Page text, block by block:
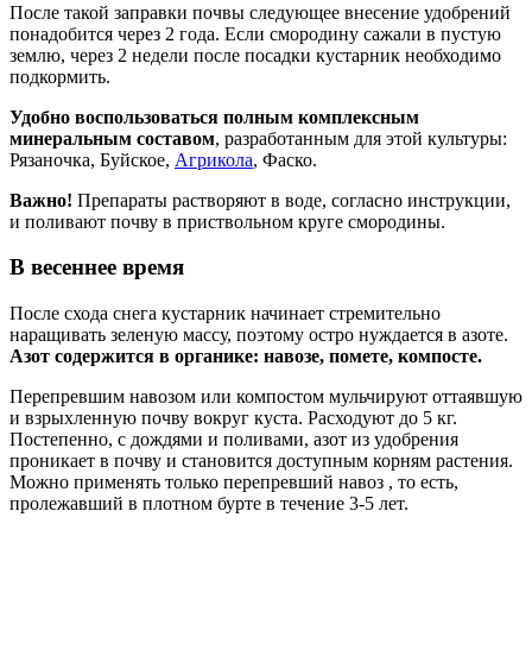
После такой заправки почвы следующее внесение удобрений
понадобится через 2 года. Если смородину сажали в пустую
землю, через 2 недели после посадки кустарник необходимо
подкормить.
Удобно воспользоваться полным комплексным
минеральным составом, разработанным для этой культуры:
Рязаночка, Буйское, Агрикола, Фаско.
Важно! Препараты растворяют в воде, согласно инструкции,
и поливают почву в приствольном круге смородины.
В весеннее время
После схода снега кустарник начинает стремительно
наращивать зеленую массу, поэтому остро нуждается в азоте.
Азот содержится в органике: навозе, помете, компосте.
Перепревшим навозом или компостом мульчируют оттаявшую
и взрыхленную почву вокруг куста. Расходуют до 5 кг.
Постепенно, с дождями и поливами, азот из удобрения
проникает в почву и становится доступным корням растения.
Можно применять только перепревший навоз , то есть,
пролежавший в плотном бурте в течение 3-5 лет.